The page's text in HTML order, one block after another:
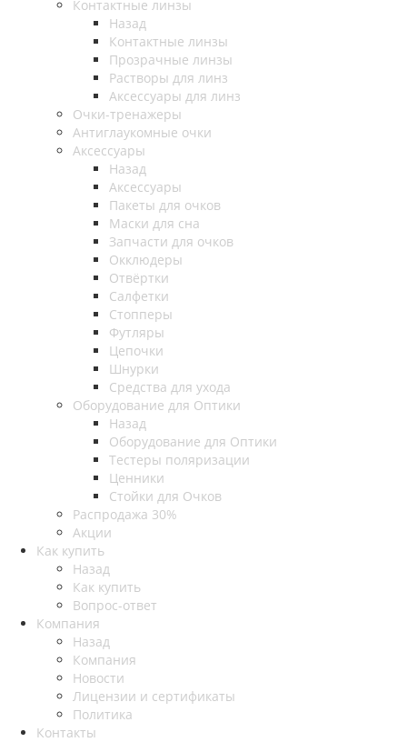
Контактные линзы
Назад
Контактные линзы
Прозрачные линзы
Растворы для линз
Аксессуары для линз
Очки-тренажеры
Антиглаукомные очки
Аксессуары
Назад
Аксессуары
Пакеты для очков
Маски для сна
Запчасти для очков
Окклюдеры
Отвёртки
Салфетки
Стопперы
Футляры
Цепочки
Шнурки
Средства для ухода
Оборудование для Оптики
Назад
Оборудование для Оптики
Тестеры поляризации
Ценники
Стойки для Очков
Распродажа 30%
Акции
Как купить
Назад
Как купить
Вопрос-ответ
Компания
Назад
Компания
Новости
Лицензии и сертификаты
Политика
Контакты